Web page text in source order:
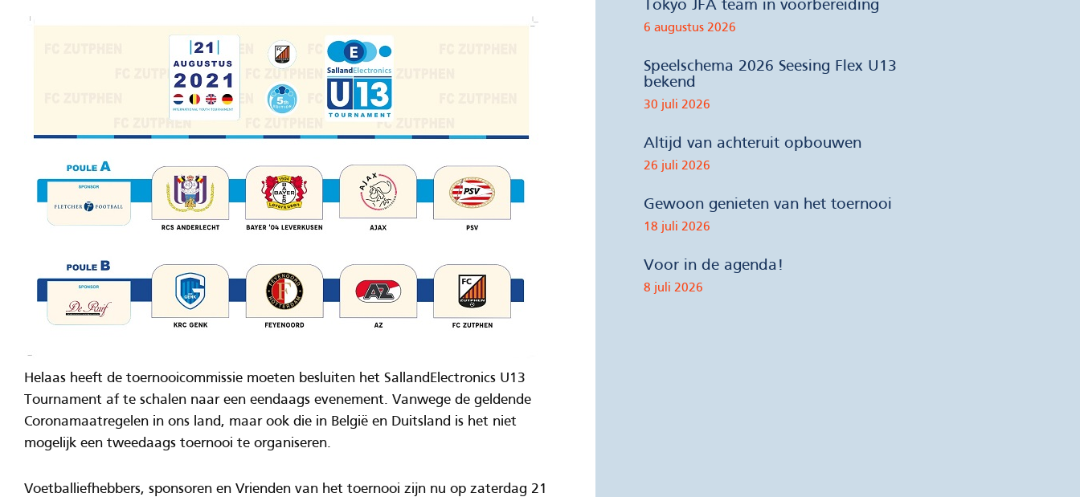
Helaas heeft de toernooicommissie moeten besluiten het SallandElectronics U13
Tournament af te schalen naar een eendaags evenement. Vanwege de geldende
Coronamaatregelen in ons land, maar ook die in België en Duitsland is het niet
mogelijk een tweedaags toernooi te organiseren.
Voetballiefhebbers, sponsoren en Vrienden van het toernooi zijn nu op zaterdag 21
Tokyo JFA team in voorbereiding
6 augustus 2026
Speelschema 2026 Seesing Flex U13
bekend
30 juli 2026
Altijd van achteruit opbouwen
26 juli 2026
Gewoon genieten van het toernooi
18 juli 2026
Voor in de agenda!
8 juli 2026